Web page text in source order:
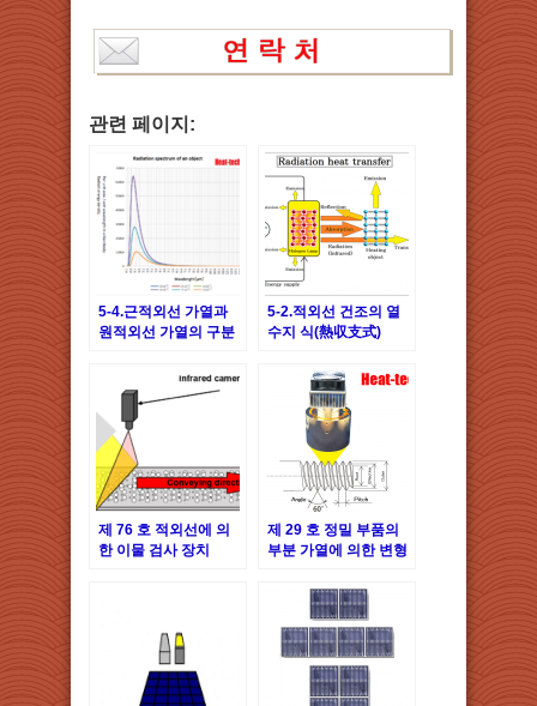
관련 페이지:
5-4.근적외선 가열과
원적외선 가열의 구분
5-2.적외선 건조의 열
수지 식(熱収支式)
제 76 호 적외선에 의
한 이물 검사 장치
제 29 호 정밀 부품의
부분 가열에 의한 변형